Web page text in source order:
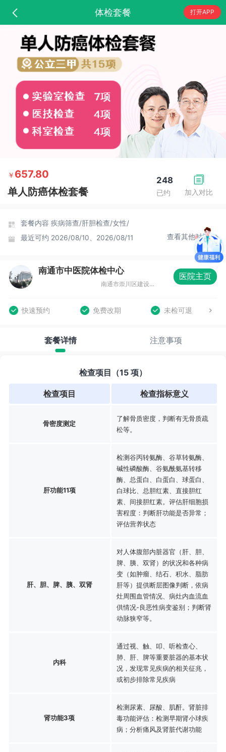
体检套餐 打开APP
加入对比
248
已约
￥ 657.80
单人防癌体检套餐
套餐内容 疾病筛查/肝胆检查/女性/
最近可约 2026/08/10、2026/08/11 查看其他时间
南通市中医院体检中心
南通市崇川区建设路41号，门诊四楼
医院主页
快速预约 免费改期 未检可退
套餐详情 注意事项
检查项目（15 项）
检查项目 检查指标意义
骨密度测定
了解骨质密度，判断有无骨质疏
松等。
肝功能11项
检测谷丙转氨酶、谷草转氨酶、
碱性磷酸酶、谷氨酰氨基转移
酶、总蛋白、白蛋白、球蛋白、
白球比、总胆红素、直接胆红
素、间接胆红素。评估肝细胞损
害程度：判断肝功能是否异常；
评估营养状态
肝、胆、脾、胰、双肾
对人体腹部内脏器官（肝、胆、
脾、胰、双肾）的状况和各种病
变（如肿瘤、结石、积水、脂肪
肝等）提供断层图像判断，依病
灶周围血管情况、病灶内血流血
供情况-良恶性病变鉴别；判断肾
动脉狭窄等。
内科
通过视、触、叩、听检查心、
肺、肝、脾等重要脏器的基本状
况，发现常见疾病的相关征兆，
或初步排除常见疾病
肾功能3项
检测尿素、尿酸、肌酐。肾脏排
毒功能评估：检测早期肾小球疾
病；分析痛风及肾脏代谢功能